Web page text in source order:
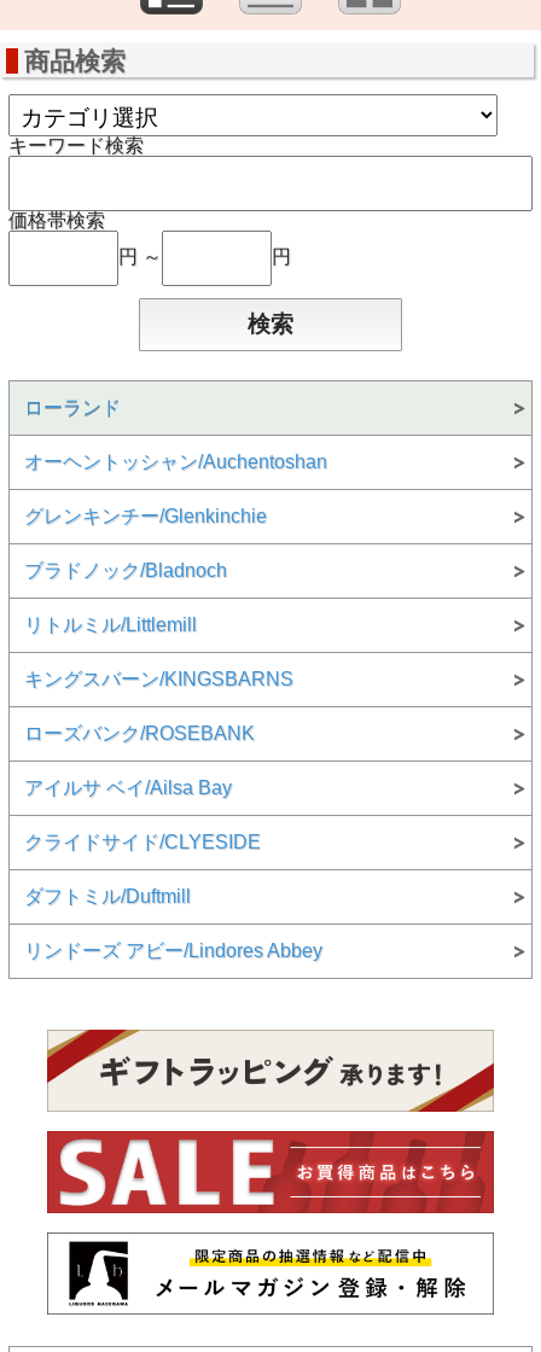
商品検索
キーワード検索
価格帯検索
円 ～
円
ローランド
オーヘントッシャン/Auchentoshan
グレンキンチー/Glenkinchie
ブラドノック/Bladnoch
リトルミル/Littlemill
キングスバーン/KINGSBARNS
ローズバンク/ROSEBANK
アイルサ ベイ/Ailsa Bay
クライドサイド/CLYESIDE
ダフトミル/Duftmill
リンドーズ アビー/Lindores Abbey